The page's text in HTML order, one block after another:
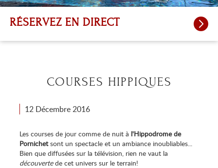
RÉSERVEZ EN DIRECT
COURSES HIPPIQUES
12 Décembre 2016
Les courses de jour comme de nuit à l'Hippodrome de
Pornichetsont un spectacle et un ambiance inoubliables...
Bien que diffusées sur la télévision, rien ne vaut la
découvertede cet univers sur le terrain!